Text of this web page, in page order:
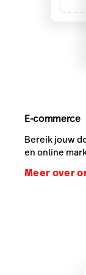
E-commerce
Bereik jouw
en online
Meer over